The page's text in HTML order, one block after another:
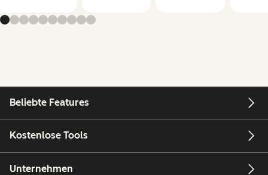
Beliebte Features
Kostenlose Tools
Unternehmen